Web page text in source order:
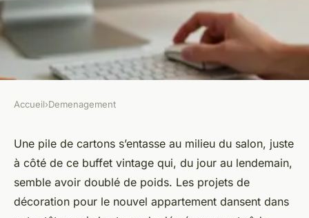
DEMENAGEMENT
Obtenez votre devis de
déménagement en ligne sans
engagement
Accueil›Demenagement
Une pile de cartons s’entasse au milieu du salon, juste
à côté de ce buffet vintage qui, du jour au lendemain,
semble avoir doublé de poids. Les projets de
décoration pour le nouvel appartement dansent dans